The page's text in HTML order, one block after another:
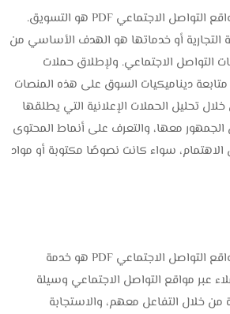
والجزء التالي من إدارة مواقع التواصل الاجتماعي PDF هو التسويق.
التجارية أو خدماتها هو الهدف الأساسي من
التواصل الاجتماعي. ولإطلاق حملات
ديناميكيات السوق على هذه المنصات
تحليل الحملات الإعلانية التي يطلقها
معها، والتعرف على أنماط المحتوى
سواء كانت نصوصًا مكتوبة أو مواد
والجزء التالي من إدارة مواقع التواصل الاجتماعي PDF هو خدمة
عبر مواقع التواصل الاجتماعي وسيلة
من خلال التفاعل معهم، والاستجابة